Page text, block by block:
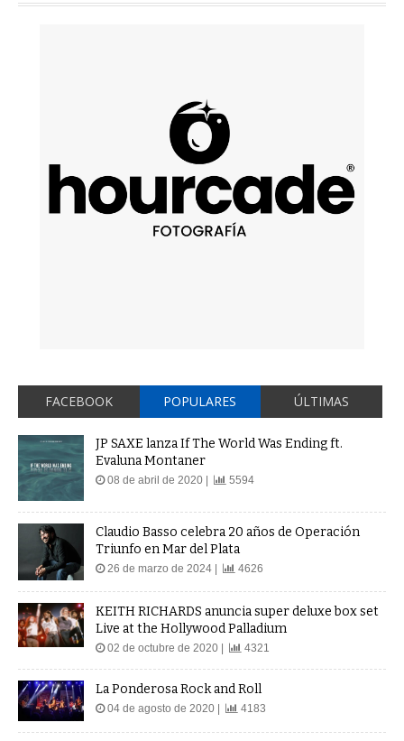
FACEBOOK POPULARES ÚLTIMAS
JP SAXE lanza If The World Was Ending ft.
Evaluna Montaner
08 de abril de 2020 | 5594
Claudio Basso celebra 20 años de Operación
Triunfo en Mar del Plata
26 de marzo de 2024 | 4626
KEITH RICHARDS anuncia super deluxe box set
Live at the Hollywood Palladium
02 de octubre de 2020 | 4321
La Ponderosa Rock and Roll
04 de agosto de 2020 | 4183